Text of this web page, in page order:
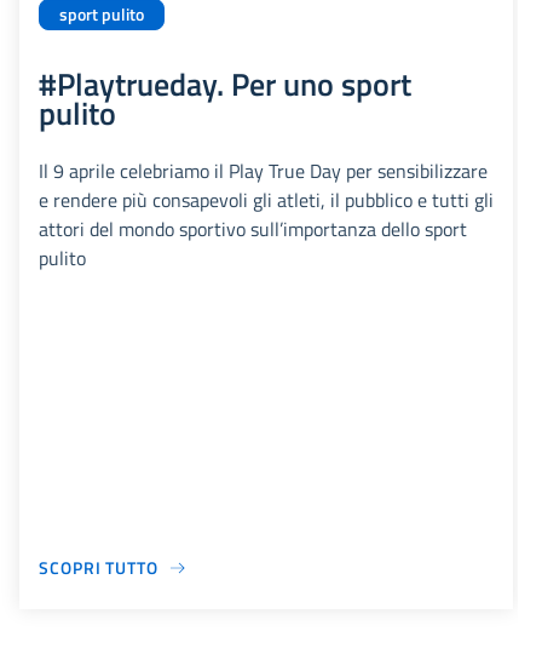
sport pulito
#Playtrueday. Per uno sport
pulito
Il 9 aprile celebriamo il Play True Day per sensibilizzare
e rendere più consapevoli gli atleti, il pubblico e tutti gli
attori del mondo sportivo sull’importanza dello sport
pulito
SCOPRI TUTTO